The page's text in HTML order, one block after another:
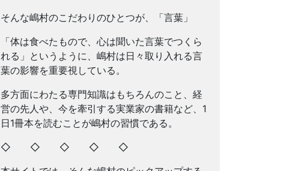
そんな嶋村のこだわりのひとつが、「言葉」
「体は食べたもので、心は聞いた言葉でつくら
れる」というように、嶋村は日々取り入れる言
葉の影響を重要視している。
多方面にわたる専門知識はもちろんのこと、経
営の先人や、今を牽引する実業家の書籍など、1
日1冊本を読むことが嶋村の習慣である。
◇ ◇ ◇ ◇ ◇